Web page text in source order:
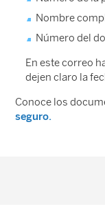
Nombre
Número del
En este correo
dejen claro la
Conoce los
seguro.